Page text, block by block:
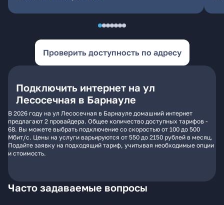
Проверить доступность по адресу
Подключить интернет на ул
Лесосечная в Барнауле
В 2026 году на ул Лесосечная в Барнауле домашний интернет
предлагают 2 провайдера. Общее количество доступных тарифов -
68. Вы можете выбрать подключение со скоростью от 100 до 500
Мбит/с. Цены на услуги варьируются от 550 до 2150 рублей в месяц.
Подайте заявку на подходящий тариф, учитывая необходимые опции
и стоимость.
Часто задаваемые вопросы